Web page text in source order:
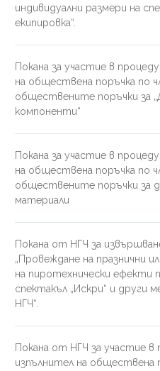
индивидуални размери на
екипировка“.
Покана за участие в
на обществена поръчка по
обществените поръчки за
компоненти“
Покана за участие в
на обществена поръчка по
обществените поръчки за
материали
Покана от НГЧ за
„Провеждане на празнични
на пиротехнически ефекти
спектакъл „Искри“ и други
НГЧ“.
Покана от НГЧ за участие в
изпълнител на обществена